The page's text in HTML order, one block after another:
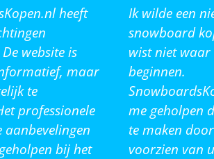
heeft
website is
maar
te
professionele
aanbevelingen
bij het
Ik wilde een
snowboard
wist niet waar
beginnen.
me geholpen
te maken
voorzien van